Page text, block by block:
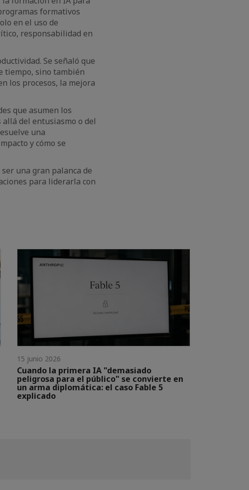
formativos
en el uso de
responsabilidad en
Se señaló que
tiempo, sino también
los procesos, la mejora
que asumen los
del entusiasmo o del
una
y cómo se
una gran palanca de
para liderarla con
15 junio 2026
Cuando la primera IA "demasiado
peligrosa para el público" se convierte en
un arma diplomática: el caso Fable 5
explicado